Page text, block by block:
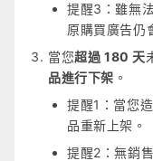
提醒3：雖無
原購買廣告仍
當您超過 180 天
品進行下架 。
提醒1：當您
品重新上架。
提醒2：無銷